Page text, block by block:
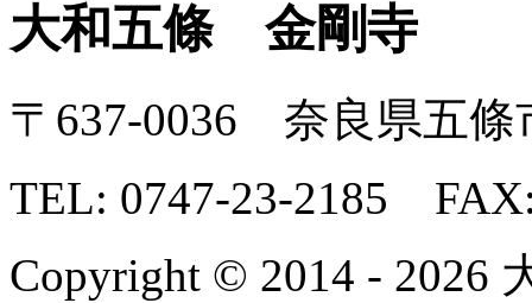
大和五條 金剛寺
〒637-0036 奈良県五條
TEL: 0747-23-2185 FAX:
Copyright © 2014 - 2026